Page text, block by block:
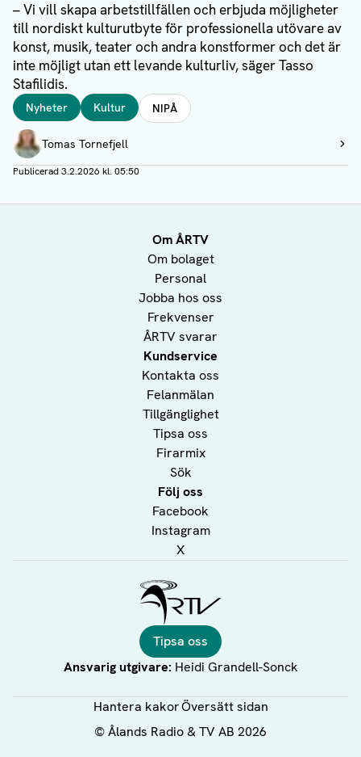
– Vi vill skapa arbetstillfällen och erbjuda möjligheter
till nordiskt kulturutbyte för professionella utövare av
konst, musik, teater och andra konstformer och det är
inte möjligt utan ett levande kulturliv, säger Tasso
Stafilidis.
Taggar
Nyheter Kultur NIPÅ
Författare
Tomas Tornefjell
Visa profil
Publicerad3.2.2026 kl. 05:50
Om ÅRTV
Om bolaget
Personal
Jobba hos oss
Frekvenser
ÅRTV svarar
Kundservice
Kontakta oss
Felanmälan
Tillgänglighet
Tipsa oss
Firarmix
Sök
Följ oss
Facebook
Instagram
X
Tipsa oss
Ansvarig utgivare: Heidi Grandell-Sonck
Hantera kakorÖversätt sidan
©Ålands Radio & TV AB 2026